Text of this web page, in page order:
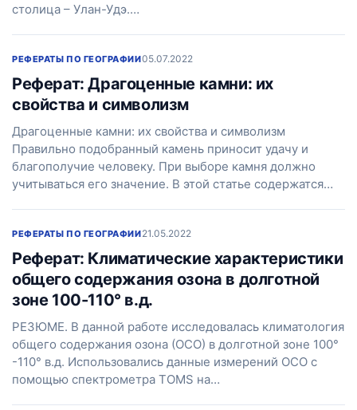
столица – Улан-Удэ.…
РЕФЕРАТЫ ПО ГЕОГРАФИИ05.07.2022
Реферат: Драгоценные камни: их
свойства и символизм
Драгоценные камни: их свойства и символизм
Правильно подобранный камень приносит удачу и
благополучие человеку. При выборе камня должно
учитываться его значение. В этой статье содержатся…
РЕФЕРАТЫ ПО ГЕОГРАФИИ21.05.2022
Реферат: Климатические характеристики
общего содержания озона в долготной
зоне 100-110° в.д.
РЕЗЮМЕ. В данной работе исследовалась климатология
общего содержания озона (ОСО) в долготной зоне 100°
-110° в.д. Использовались данные измерений ОСО с
помощью спектрометра TOMS на…